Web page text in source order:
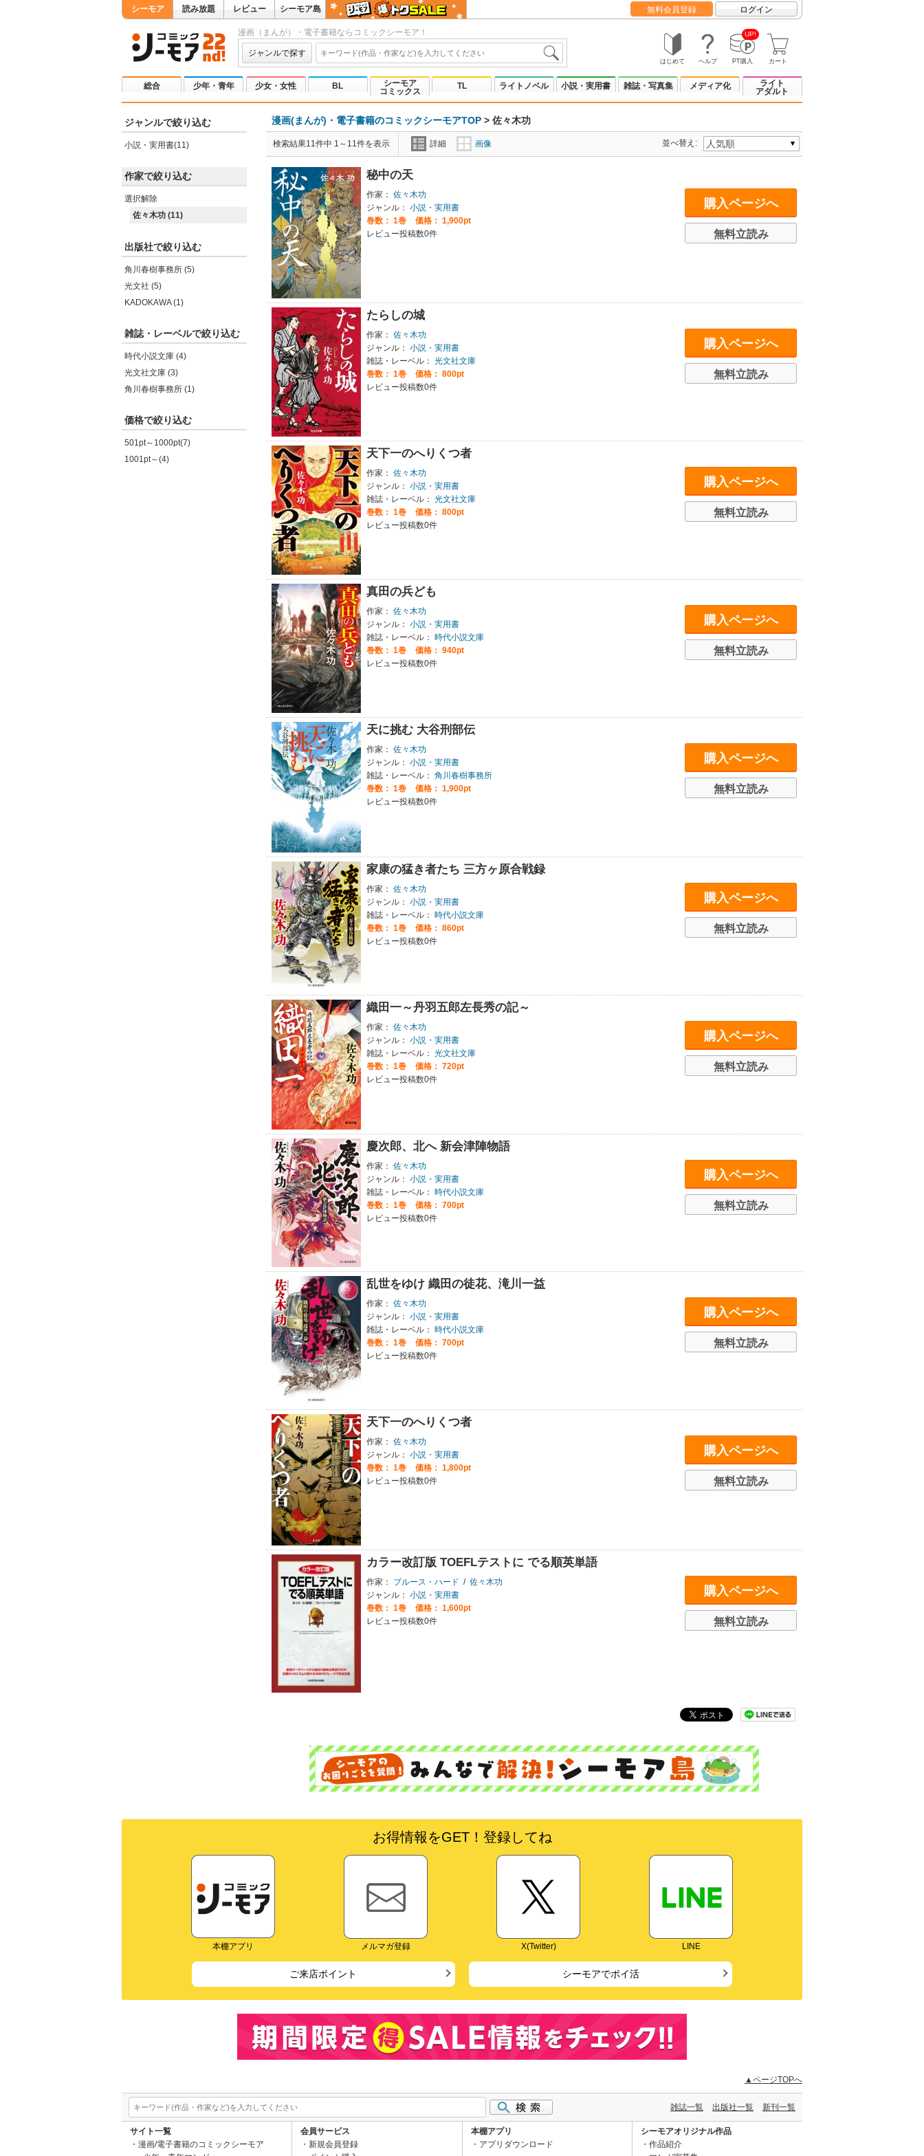
シーモア 読み放題 レビュー シーモア島 無料会員登録 ログイン
漫画（まんが）・電子書籍ならコミックシーモア！
ジャンルで探す
はじめて ヘルプ
UP!
PT購入 カート
総合 少年・青年 少女・女性 BL
シーモア
コミックス
TL ライトノベル 小説・実用書 雑誌・写真集 メディア化
ライト
アダルト
ジャンルで絞り込む
小説・実用書(11)
作家で絞り込む
選択解除
佐々木功 (11)
出版社で絞り込む
角川春樹事務所 (5)
光文社 (5)
KADOKAWA (1)
雑誌・レーベルで絞り込む
時代小説文庫 (4)
光文社文庫 (3)
角川春樹事務所 (1)
価格で絞り込む
501pt～1000pt(7)
1001pt～(4)
漫画(まんが)・電子書籍のコミックシーモアTOP > 佐々木功
検索結果11件中 1～11件を表示 詳細 画像 並べ替え:
秘中の天
作家： 佐々木功
ジャンル： 小説・実用書
巻数： 1巻
価格： 1,900pt
レビュー投稿数0件
購入ページへ
無料立読み
たらしの城
作家： 佐々木功
ジャンル： 小説・実用書
雑誌・レーベル： 光文社文庫
巻数： 1巻
価格： 800pt
レビュー投稿数0件
購入ページへ
無料立読み
天下一のへりくつ者
作家： 佐々木功
ジャンル： 小説・実用書
雑誌・レーベル： 光文社文庫
巻数： 1巻
価格： 800pt
レビュー投稿数0件
購入ページへ
無料立読み
真田の兵ども
作家： 佐々木功
ジャンル： 小説・実用書
雑誌・レーベル： 時代小説文庫
巻数： 1巻
価格： 940pt
レビュー投稿数0件
購入ページへ
無料立読み
天に挑む 大谷刑部伝
作家： 佐々木功
ジャンル： 小説・実用書
雑誌・レーベル： 角川春樹事務所
巻数： 1巻
価格： 1,900pt
レビュー投稿数0件
購入ページへ
無料立読み
家康の猛き者たち 三方ヶ原合戦録
作家： 佐々木功
ジャンル： 小説・実用書
雑誌・レーベル： 時代小説文庫
巻数： 1巻
価格： 860pt
レビュー投稿数0件
購入ページへ
無料立読み
織田一～丹羽五郎左長秀の記～
作家： 佐々木功
ジャンル： 小説・実用書
雑誌・レーベル： 光文社文庫
巻数： 1巻
価格： 720pt
レビュー投稿数0件
購入ページへ
無料立読み
慶次郎、北へ 新会津陣物語
作家： 佐々木功
ジャンル： 小説・実用書
雑誌・レーベル： 時代小説文庫
巻数： 1巻
価格： 700pt
レビュー投稿数0件
購入ページへ
無料立読み
乱世をゆけ 織田の徒花、滝川一益
作家： 佐々木功
ジャンル： 小説・実用書
雑誌・レーベル： 時代小説文庫
巻数： 1巻
価格： 700pt
レビュー投稿数0件
購入ページへ
無料立読み
天下一のへりくつ者
作家： 佐々木功
ジャンル： 小説・実用書
巻数： 1巻
価格： 1,800pt
レビュー投稿数0件
購入ページへ
無料立読み
カラー改訂版 TOEFLテストに でる順英単語
作家： ブルース・ハード / 佐々木功
ジャンル： 小説・実用書
巻数： 1巻
価格： 1,600pt
レビュー投稿数0件
購入ページへ
無料立読み
お得情報をGET！登録してね
本棚アプリ メルマガ登録 X(Twitter) LINE
ご来店ポイント シーモアでポイ活
▲ページTOPへ
雑誌一覧 出版社一覧 新刊一覧
サイト一覧
漫画/電子書籍のコミックシーモア
会員サービス
新規会員登録
本棚アプリ
アプリダウンロード
シーモアオリジナル作品
作品紹介